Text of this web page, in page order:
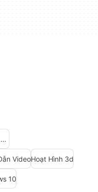
Các Trò Chơi Chiến Lược Nhiều Người Chơi Cho Windows
VideoHoạt Hình 3d
10